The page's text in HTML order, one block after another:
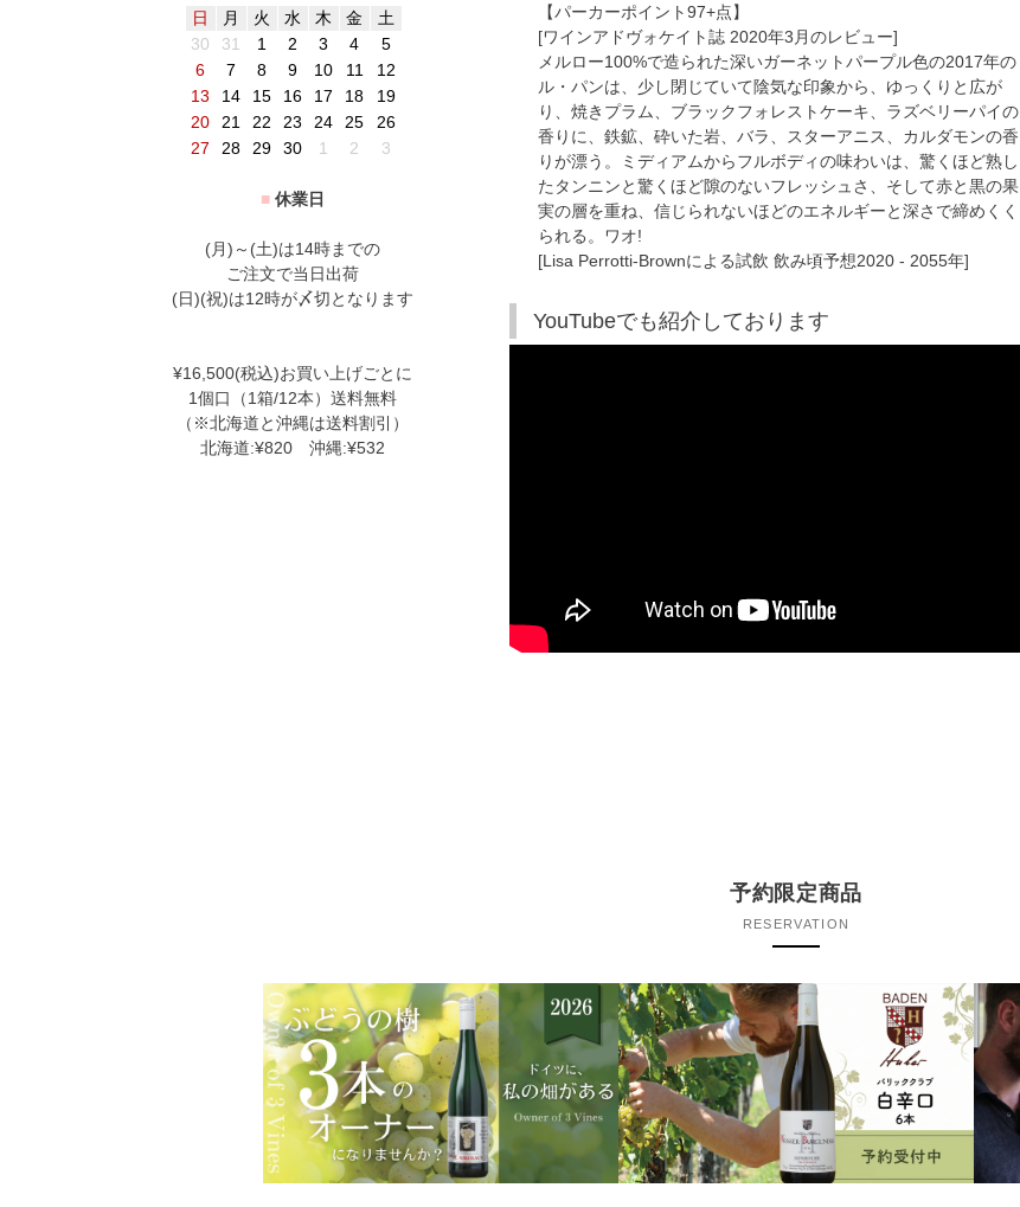
日
月 火 水 木 金
土
30
31 1 2 3 4
5
6
7 8 9 10 11
12
13
14 15 16 17 18
19
20
21 22 23 24 25
26
27
28 29 30 1 2 3
■ 休業日
(月)～(土)は14時までの
ご注文で当日出荷
(日)(祝)は12時が〆切となります
¥16,500(税込)お買い上げごとに
1個口（1箱/12本）送料無料
（※北海道と沖縄は送料割引）
北海道:¥820 沖縄:¥532
【パーカーポイント97+点】
[ワインアドヴォケイト誌 2020年3月のレビュー]
メルロー100%で造られた深いガーネットパープル色の2017年の
ル・パンは、少し閉じていて陰気な印象から、ゆっくりと広が
り、焼きプラム、ブラックフォレストケーキ、ラズベリーパイの
香りに、鉄鉱、砕いた岩、バラ、スターアニス、カルダモンの香
りが漂う。ミディアムからフルボディの味わいは、驚くほど熟し
たタンニンと驚くほど隙のないフレッシュさ、そして赤と黒の果
実の層を重ね、信じられないほどのエネルギーと深さで締めくく
られる。ワオ!
[Lisa Perrotti-Brownによる試飲 飲み頃予想2020 - 2055年]
YouTubeでも紹介しております
予約限定商品
RESERVATION